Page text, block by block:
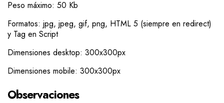
Peso máximo: 50 Kb
Formatos: jpg, jpeg, gif, png, HTML 5 (siempre en redirect)
y Tag en Script
Dimensiones desktop: 300x300px
Dimensiones mobile: 300x300px
Observaciones